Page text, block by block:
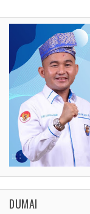
DUMAI